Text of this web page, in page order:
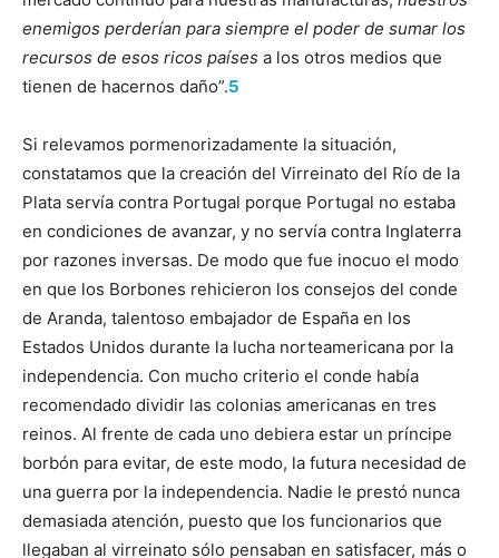
enemigos perderían para siempre el poder de su­mar los
recursos de esos ricos países a los otros medios que
tienen de hacernos daño”.5
Si relevamos pormenorizadamente la situación,
constatamos que la crea­ción del Virreinato del Río de la
Plata servía contra Portugal porque Portugal no estaba
en condiciones de avanzar, y no servía contra Inglaterra
por razones inversas. De modo que fue inocuo el modo
en que los Borbones rehicieron los consejos del conde
de Aranda, talentoso embajador de España en los
Estados Unidos durante la lucha norteamericana por la
independencia. Con mucho criterio el conde había
recomendado dividir las colonias americanas en tres
reinos. Al frente de cada uno debiera estar un príncipe
borbón para evitar, de este modo, la futura necesidad de
una guerra por la independencia. Nadie le prestó nunca
demasiada atención, puesto que los funcionarios que
llegaban al virreinato sólo pensaban en satisfacer, más o